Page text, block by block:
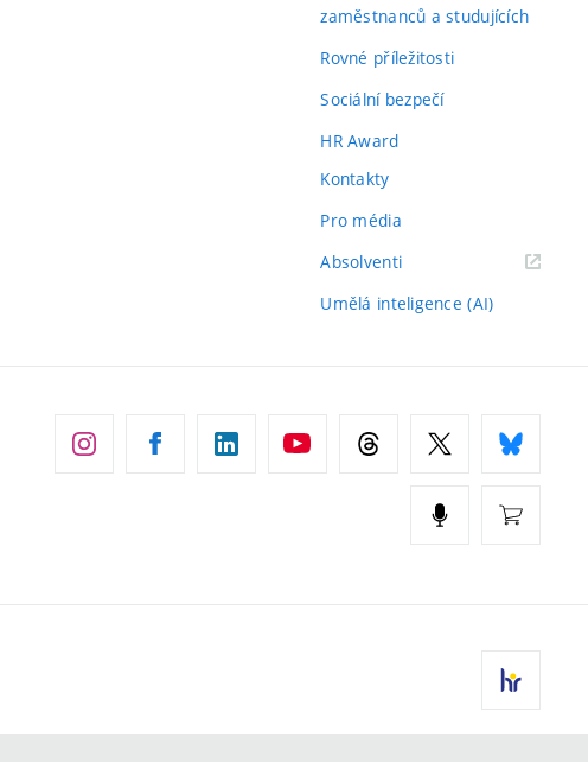
zaměstnanců a studujících
Rovné příležitosti
Sociální bezpečí
HR Award
Kontakty
Pro média
Absolventi(externí
Umělá inteligence (AI)